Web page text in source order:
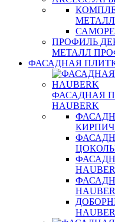
ПРОФИЛЬ
МЕТАЛЛ
ФАСАДНАЯ
ФАСАДНАЯ
HAUBERK